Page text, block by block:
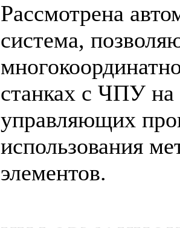
Рассмотрена
система,
станках с ЧПУ на
управляющих
использования
элементов.